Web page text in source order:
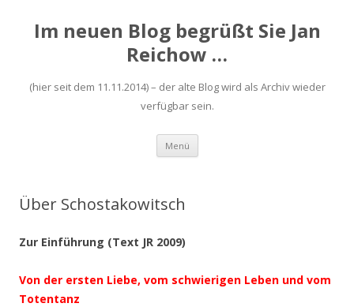
Im neuen Blog begrüßt Sie Jan
Reichow …
(hier seit dem 11.11.2014) – der alte Blog wird als Archiv wieder
verfügbar sein.
Menü Zum
springen
Über Schostakowitsch
Zur Einführung (Text JR 2009)
Von der ersten Liebe, vom schwierigen Leben und vom
Totentanz